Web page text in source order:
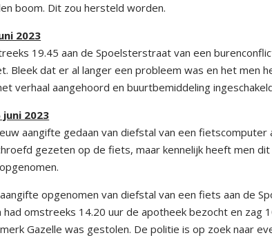
boom. Dit zou hersteld worden.
2023
19.45 aan de Spoelsterstraat van een
Bleek dat er al langer een probleem was en het men
verhaal aangehoord en buurtbemiddeling
juni 2023
aangifte gedaan van diefstal van een
gezeten op de fiets, maar kennelijk heeft men
opgenomen van diefstal van een fiets aan de
had omstreeks 14.20 uur de apotheek bezocht en zag
Gazelle was gestolen. De politie is op zoek naar